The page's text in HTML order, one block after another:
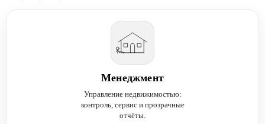
Менеджмент
Управление недвижимостью:
контроль, сервис и прозрачные
отчёты.